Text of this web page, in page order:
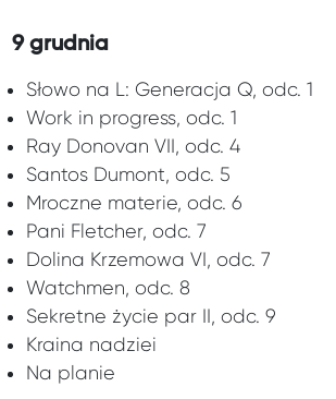
9 grudnia
Słowo na L: Generacja Q, odc. 1
Work in progress, odc. 1
Ray Donovan VII, odc. 4
Santos Dumont, odc. 5
Mroczne materie, odc. 6
Pani Fletcher, odc. 7
Dolina Krzemowa VI, odc. 7
Watchmen, odc. 8
Sekretne życie par II, odc. 9
Kraina nadziei
Na planie